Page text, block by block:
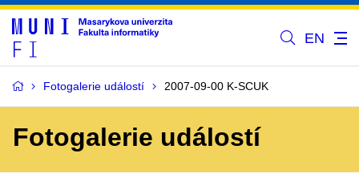
EN
Fotogalerie událostí 2007-09-00 K-SCUK
Fotogalerie událostí